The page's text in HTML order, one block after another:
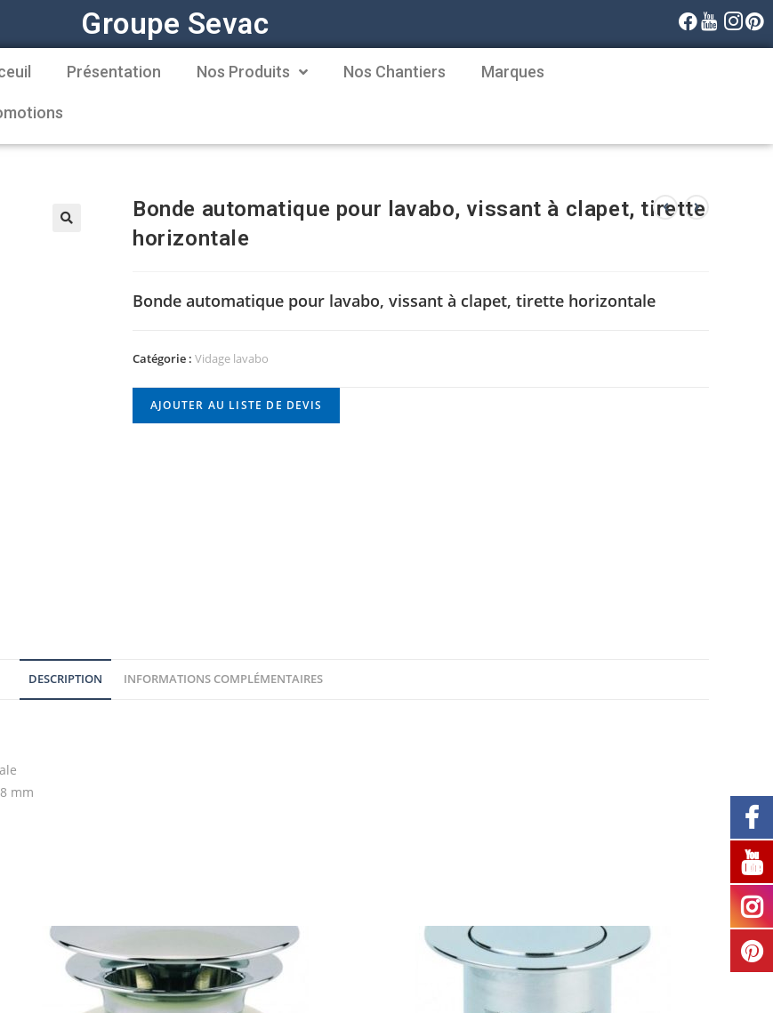
Groupe Sevac
Présentation Nos Produits Nos Chantiers Marques
Bonde automatique pour lavabo, vissant à clapet, tirette
horizontale
Bonde automatique pour lavabo, vissant à clapet, tirette horizontale
Catégorie : Vidage lavabo
AJOUTER AU LISTE DE DEVIS
DESCRIPTION INFORMATIONS COMPLÉMENTAIRES
mm